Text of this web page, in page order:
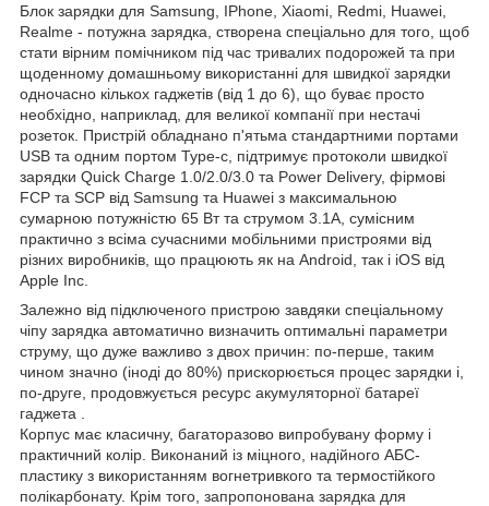
Блок зарядки для Samsung, IPhone, Xiaomi, Redmi, Huawei,
Realme - потужна зарядка, створена спеціально для того, щоб
стати вірним помічником під час тривалих подорожей та при
щоденному домашньому використанні для швидкої зарядки
одночасно кількох гаджетів (від 1 до 6), що буває просто
необхідно, наприклад, для великої компанії при нестачі
розеток. Пристрій обладнано п'ятьма стандартними портами
USB та одним портом Type-c, підтримує протоколи швидкої
зарядки Quick Charge 1.0/2.0/3.0 та Power Delivery, фірмові
FCP та SCP від ​​Samsung та Huawei з максимальною
сумарною потужністю 65 Вт та струмом 3.1А, сумісним
практично з всіма сучасними мобільними пристроями від
різних виробників, що працюють як на Android, так і iOS від
Apple Inc.
Залежно від підключеного пристрою завдяки спеціальному
чіпу зарядка автоматично визначить оптимальні параметри
струму, що дуже важливо з двох причин: по-перше, таким
чином значно (іноді до 80%) прискорюється процес зарядки і,
по-друге, продовжується ресурс акумуляторної батареї
гаджета .
Корпус має класичну, багаторазово випробувану форму і
практичний колір. Виконаний із міцного, надійного АБС-
пластику з використанням вогнетривкого та термостійкого
полікарбонату. Крім того, запропонована зарядка для